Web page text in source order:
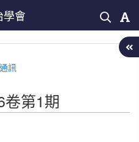
學會
訊
卷第1期